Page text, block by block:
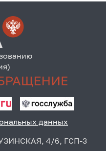
данных
4/6, ГСП-3